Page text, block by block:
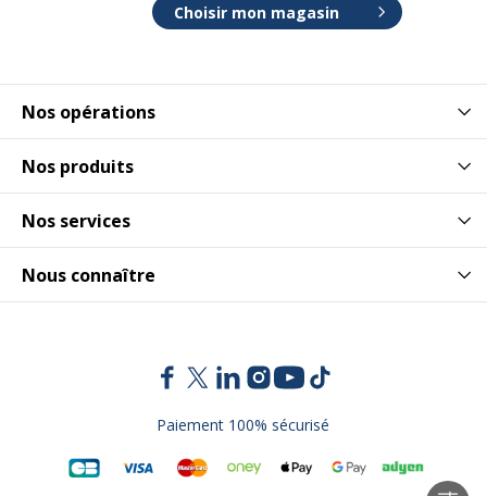
Nos opérations
Nos produits
Nos services
Nous connaître
Choisir mon magasin
Paiement 100% sécurisé